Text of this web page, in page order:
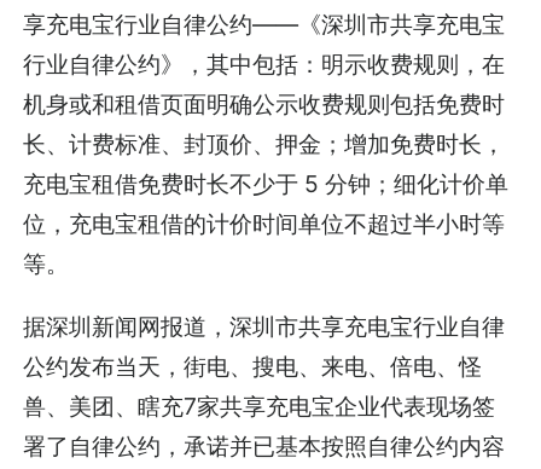
享充电宝行业自律公约——《深圳市共享充电宝
行业自律公约》，其中包括：明示收费规则，在
机身或和租借页面明确公示收费规则包括免费时
长、计费标准、封顶价、押金；增加免费时长，
充电宝租借免费时长不少于 5 分钟；细化计价单
位，充电宝租借的计价时间单位不超过半小时等
等。
据深圳新闻网报道，深圳市共享充电宝行业自律
公约发布当天，街电、搜电、来电、倍电、怪
兽、美团、瞎充7家共享充电宝企业代表现场签
署了自律公约，承诺并已基本按照自律公约内容